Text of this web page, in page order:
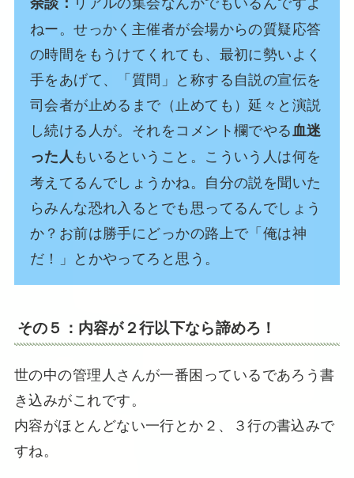
ねー。せっかく主催者が会場からの質疑応答
の時間をもうけてくれても、最初に勢いよく
手をあげて、「質問」と称する自説の宣伝を
司会者が止めるまで（止めても）延々と演説
し続ける人が。それをコメント欄でやる血迷
った人もいるということ。こういう人は何を
考えてるんでしょうかね。自分の説を聞いた
らみんな恐れ入るとでも思ってるんでしょう
か？お前は勝手にどっかの路上で「俺は神
だ！」とかやってろと思う。
その５：内容が２行以下なら諦めろ！
世の中の管理人さんが一番困っているであろう書
き込みがこれです。
内容がほとんどない一行とか２、３行の書込みで
すね。